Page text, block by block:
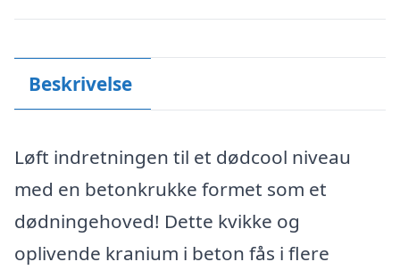
Beskrivelse
Løft indretningen til et dødcool niveau
med en betonkrukke formet som et
dødningehoved! Dette kvikke og
oplivende kranium i beton fås i flere